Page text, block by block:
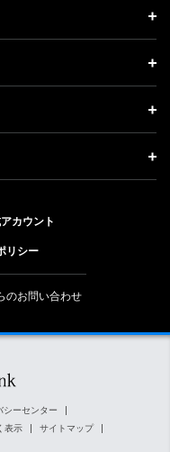
カウント
リシー
のお問い合わせ
シーセンター
表示 サイトマップ